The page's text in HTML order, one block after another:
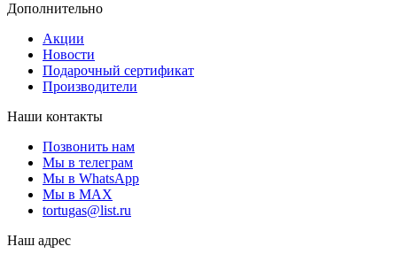
Дополнительно
Акции
Новости
Подарочный сертификат
Производители
Наши контакты
Позвонить нам
Мы в телеграм
Мы в WhatsApp
Мы в MAX
tortugas@list.ru
Наш адрес